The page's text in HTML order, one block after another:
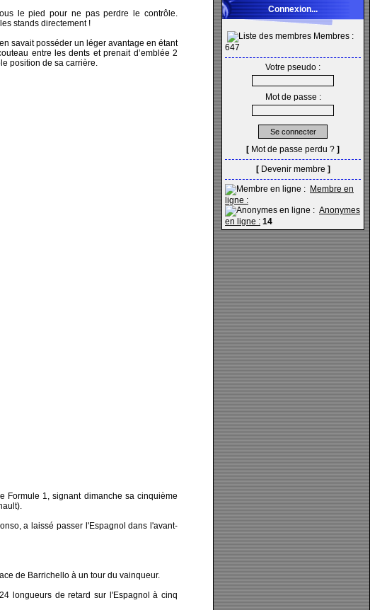
le pied pour ne pas perdre le contrôle.
stands directement !
savait posséder un léger avantage en étant
entre les dents et prenait d’emblée 2
position de sa carrière.
Formule 1, signant dimanche sa cinquième
a laissé passer l'Espagnol dans l'avant-
de Barrichello à un tour du vainqueur.
longueurs de retard sur l'Espagnol à cinq
Connexion...
Membres :
647
Votre pseudo :
Mot de passe :
[ Mot de passe perdu ? ]
[ Devenir membre ]
Membre en
ligne :
Anonymes
en ligne : 14